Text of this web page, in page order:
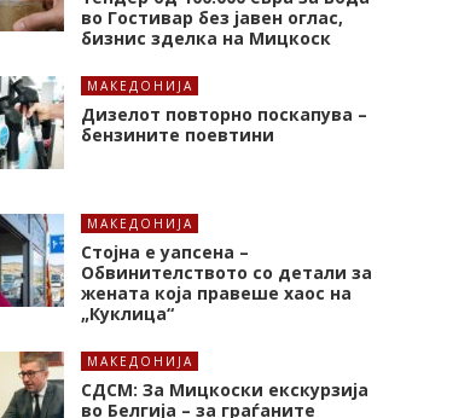
во Гостивар без јавен оглас,
бизнис зделка на Мицкоск
МАКЕДОНИЈА
Дизелот повторно поскапува –
бензините поевтини
МАКЕДОНИЈА
Стојна е уапсена –
Обвинителството со детали за
жената која правеше хаос на
„Куклица“
МАКЕДОНИЈА
СДСМ: За Мицкоски екскурзија
во Белгија – за граѓаните